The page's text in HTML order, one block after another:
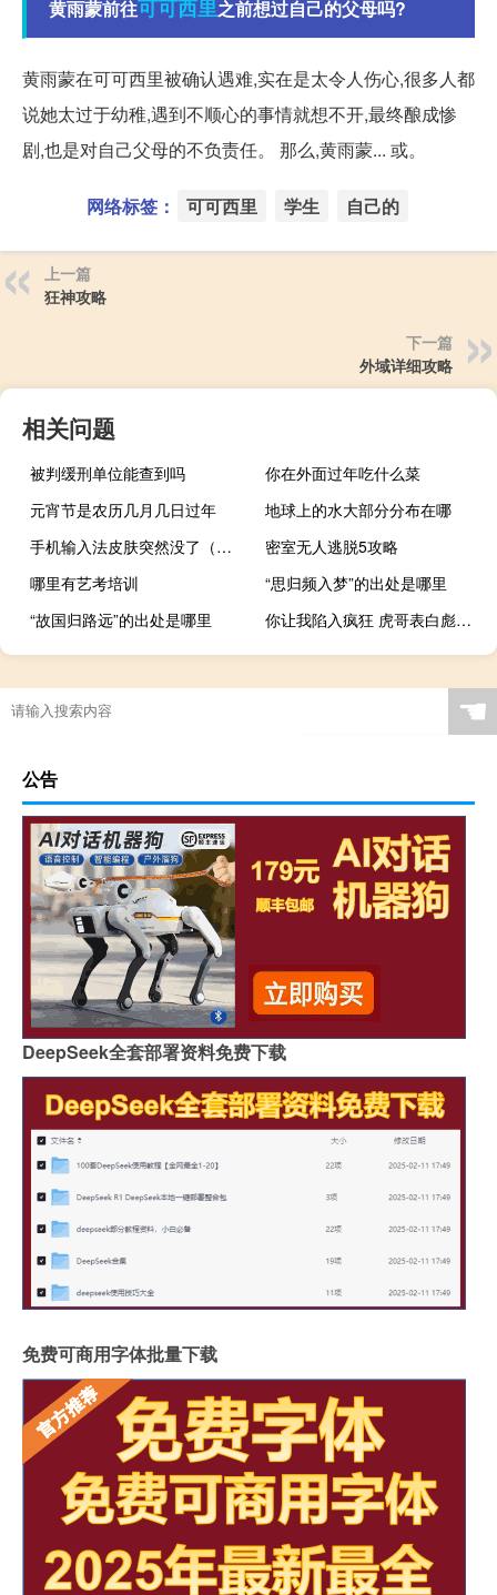
黄雨蒙前往可可西里之前想过自己的父母吗?
黄雨蒙在可可西里被确认遇难,实在是太令人伤心,很多人都
说她太过于幼稚,遇到不顺心的事情就想不开,最终酿成惨
剧,也是对自己父母的不负责任。 那么,黄雨蒙... 或。
网络标签： 可可西里 学生 自己的
上一篇
狂神攻略
下一篇
外域详细攻略
相关问题
被判缓刑单位能查到吗
你在外面过年吃什么菜
元宵节是农历几月几日过年
地球上的水大部分分布在哪
手机输入法皮肤突然没了（手机输入法皮肤）
密室无人逃脱5攻略
哪里有艺考培训
“思归频入梦”的出处是哪里
“故国归路远”的出处是哪里
你让我陷入疯狂 虎哥表白彪姐台词什么梗
☚
公告
DeepSeek全套部署资料免费下载
免费可商用字体批量下载